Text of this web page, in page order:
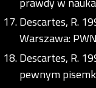
Descartes, R.
Warszawa:
Descartes, R.
pewnym